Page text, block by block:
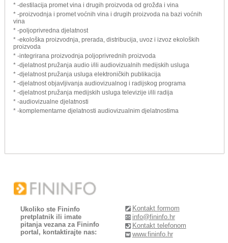
* -destilacija promet vina i drugih proizvoda od grožđa i vina
* -proizvodnja i promet voćnih vina i drugih proizvoda na bazi voćnih
vina
* -poljoprivredna djelatnost
* -ekološka proizvodnja, prerada, distribucija, uvoz i izvoz ekoloških
proizvoda
* -integrirana proizvodnja poljoprivrednih proizvoda
* -djelatnost pružanja audio i/ili audiovizualnih medijskih usluga
* -djelatnost pružanja usluga elektroničkih publikacija
* -djelatnost objavljivanja audiovizualnog i radijskog programa
* -djelatnost pružanja medijskih usluga televizije i/ili radija
* -audiovizualne djelatnosti
* -komplementarne djelatnosti audiovizualnim djelatnostima
Ukoliko ste Fininfo
pretplatnik ili imate
pitanja vezana za Fininfo
portal, kontaktirajte nas:
Kontakt formom
info@fininfo.hr
Kontakt telefonom
www.fininfo.hr